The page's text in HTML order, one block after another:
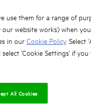
de charge par LED
offrant autonomie et
: permet d'éviter tout
les surcharges : Permet de
use them for a range of
website works) when
in our Cookie Policy. Select
'Cookie Settings' if
All Cookies